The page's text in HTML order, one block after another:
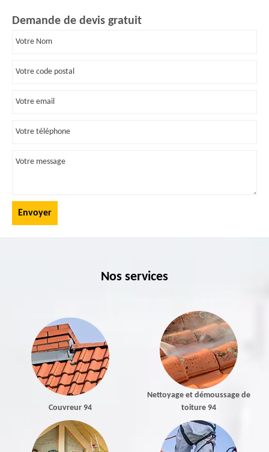
Demande de devis gratuit
Nos services
Couvreur 94
Nettoyage et démoussage de
toiture 94